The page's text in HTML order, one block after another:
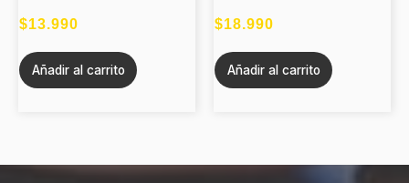
$13.990
Añadir al carrito
$18.990
Añadir al carrito